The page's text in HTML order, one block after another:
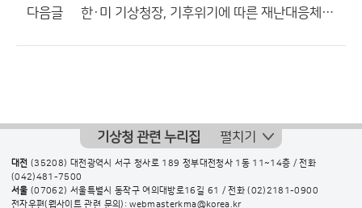
다음글 한·미 기상청장, 기후위기에 따른 재난대응체계 협력방안 논의
기상청 관련 누리집 펼치기
대전 (35208) 대전광역시 서구 청사로 189 정부대전청사 1동 11~14층 / 전화
(042)481-7500
서울 (07062) 서울특별시 동작구 여의대방로16길 61 / 전화(02)2181-0900
전자우편(웹사이트 관련 문의): webmasterkma@korea.kr